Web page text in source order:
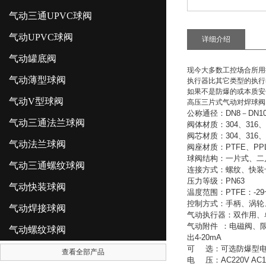
气动三通UPVC球阀
气动UPVC球阀
气动罐底阀
气动薄型球阀
气动V型球阀
气动三通法兰球阀
气动法兰球阀
气动三通螺纹球阀
气动快装球阀
气动焊接球阀
气动螺纹球阀
查看全部产品
详细介绍
现今大多数工控场合所
执行器比其它类型的执
如果不是防爆的或本质
高压三片式气动对焊球阀
公称通径： DN8 －
阀体材质： 304、 316、
阀芯材质： 304、 316、
阀座材质： PTFE、
球阀结构：一片式、
连接方式：螺纹、快
压力等级： PN63
温度范围： PTFE ： -
控制方式：手柄、涡
气动执行器：双作用
气动附件
：电磁阀、
出4-20mA
可
选：可选防爆型
电
压： AC220V